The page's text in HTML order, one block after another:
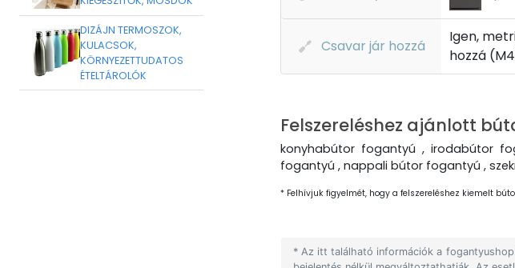
DIZÁJN TERMOSZOK,
KULACSOK,
KÖRNYEZETTUDATOS
ÉTELTÁROLÓK
Csavar jár hozzá
Igen,
hozzá
Felszereléshez ajánlott
konyhabútor fogantyú , irodabútor
fogantyú , nappali bútor fogantyú ,
* Felhívjuk figyelmét, hogy a felszereléshez kiemelt
* Az itt található információk a